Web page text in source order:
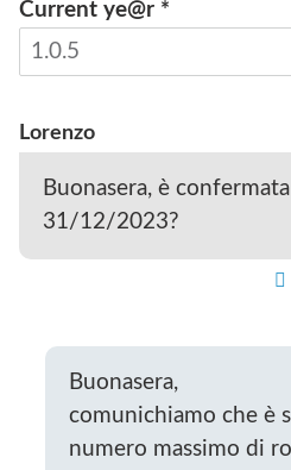
Current ye@r *
Lorenzo
Buonasera, è
31/12/2023?
Buonasera,
comunichiamo che è
numero massimo di